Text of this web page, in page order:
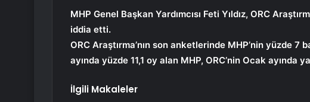
MHP Genel Başkan Yardımcısı Feti Yıldız, ORC
iddia etti.
ORC Araştırma’nın son anketlerinde MHP’nin yüzde 7
ayında yüzde 11,1 oy alan MHP, ORC’nin Ocak ayında
İlgili Makaleler